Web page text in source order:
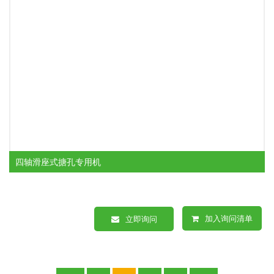
四轴滑座式搪孔专用机
立即询问 加入询问清单